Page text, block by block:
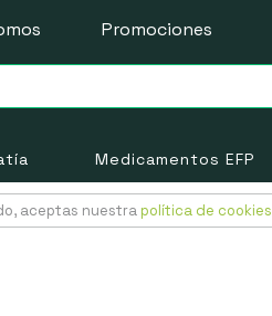
Promociones
Medicamentos EFP
aceptas nuestra política de cookies